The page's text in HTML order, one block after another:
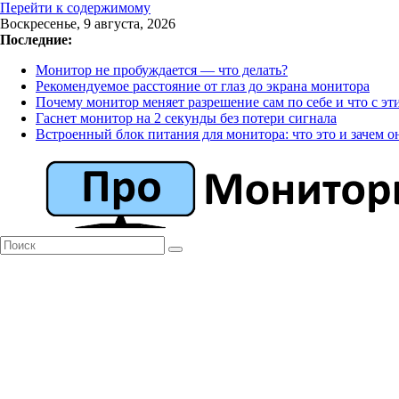
Перейти к содержимому
Воскресенье, 9 августа, 2026
Последние:
Монитор не пробуждается — что делать?
Рекомендуемое расстояние от глаз до экрана монитора
Почему монитор меняет разрешение сам по себе и что с
Гаснет монитор на 2 секунды без потери сигнала
Встроенный блок питания для монитора: что это и зачем